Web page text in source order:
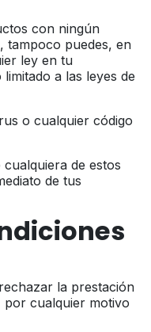
con ningún
tampoco puedes, en
ley en tu
a las leyes de
o cualquier código
de estos
de tus
la prestación
por cualquier motivo